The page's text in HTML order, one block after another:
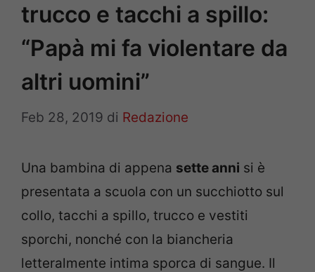
trucco e tacchi a spillo:
“Papà mi fa violentare da
altri uomini”
Feb 28, 2019 di Redazione
Una bambina di appena sette anni si è
presentata a scuola con un succhiotto sul
collo, tacchi a spillo, trucco e vestiti
sporchi, nonché con la biancheria
letteralmente intima sporca di sangue. Il